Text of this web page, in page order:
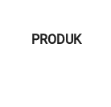
PRODUK